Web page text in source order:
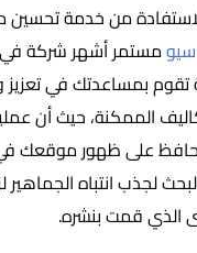
من خدمة تحسين
مستمر أشهر شركة
تقوم بمساعدتك في
الممكنة، حيث أن
على ظهور موقعك
لجذب انتباه
الذي قمت بنشره.